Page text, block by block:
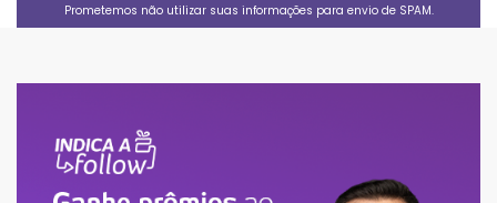
Prometemos não utilizar suas informações para envio de SPAM.